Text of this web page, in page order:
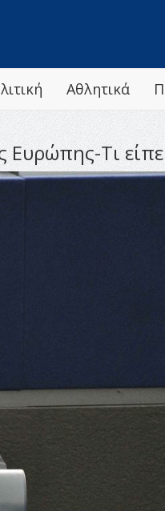
Αθλητικά
Ευρώπης-Τι